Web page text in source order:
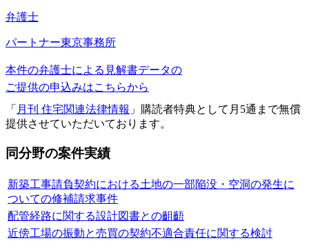
弁護士
パートナー東京事務所
本件の弁護士による見解書データの
ご提供の申込みはこちらから
「 月刊 住宅関連法律情報 」購読者特典として月5通まで無償
提供させていただいております。
同分野の案件実績
新築工事請負契約における土地の一部陥没・空洞の発生に
ついての修補請求事件
配管経路に関する設計図書との齟齬
近傍工場の振動と売買の契約不適合責任に関する検討